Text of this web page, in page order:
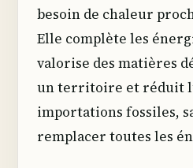
besoin de chaleur
Elle complète les
valorise des matières
un territoire et réduit
importations fossiles,
remplacer toutes les